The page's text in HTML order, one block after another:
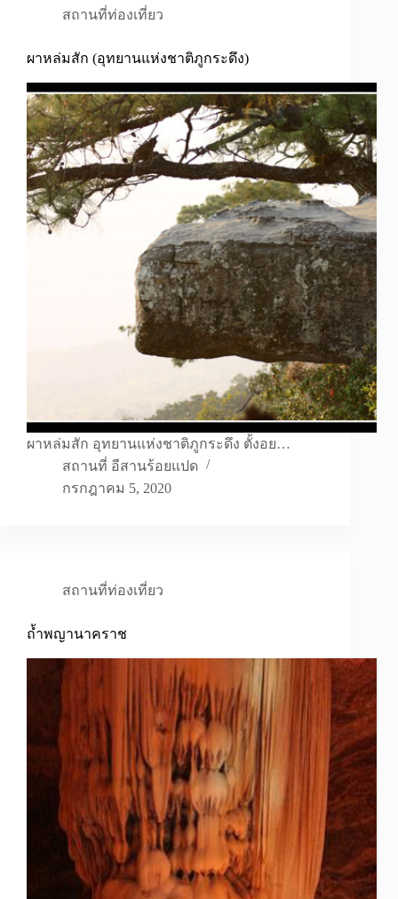
สถานที่ท่องเที่ยว
ผาหล่มสัก (อุทยานแห่งชาติภูกระดึง)
ผาหล่มสัก อุทยานแห่งชาติภูกระดึง ตั้งอย…
สถานที่ อีสานร้อยแปด
กรกฎาคม 5, 2020
สถานที่ท่องเที่ยว
ถ้ำพญานาคราช